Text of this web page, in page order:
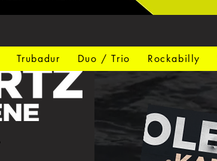
Trubadur Duo / Trio Rockabilly